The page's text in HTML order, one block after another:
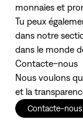
monnaies et
Tu peux
dans notre
dans le monde
Contacte-nous
Nous voulons
et la
Contacte-nous